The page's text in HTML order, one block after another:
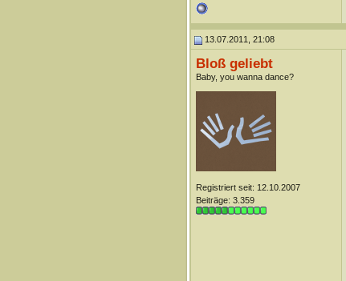
13.07.2011, 21:08
Bloß geliebt
Baby, you wanna dance?
Registriert seit: 12.10.2007
Beiträge: 3.359